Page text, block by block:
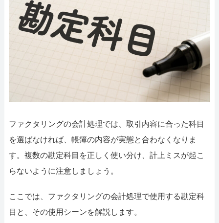
ファクタリングの会計処理では、取引内容に合った科目
を選ばなければ、帳簿の内容が実態と合わなくなりま
す。複数の勘定科目を正しく使い分け、計上ミスが起こ
らないように注意しましょう。
ここでは、ファクタリングの会計処理で使用する勘定科
目と、その使用シーンを解説します。